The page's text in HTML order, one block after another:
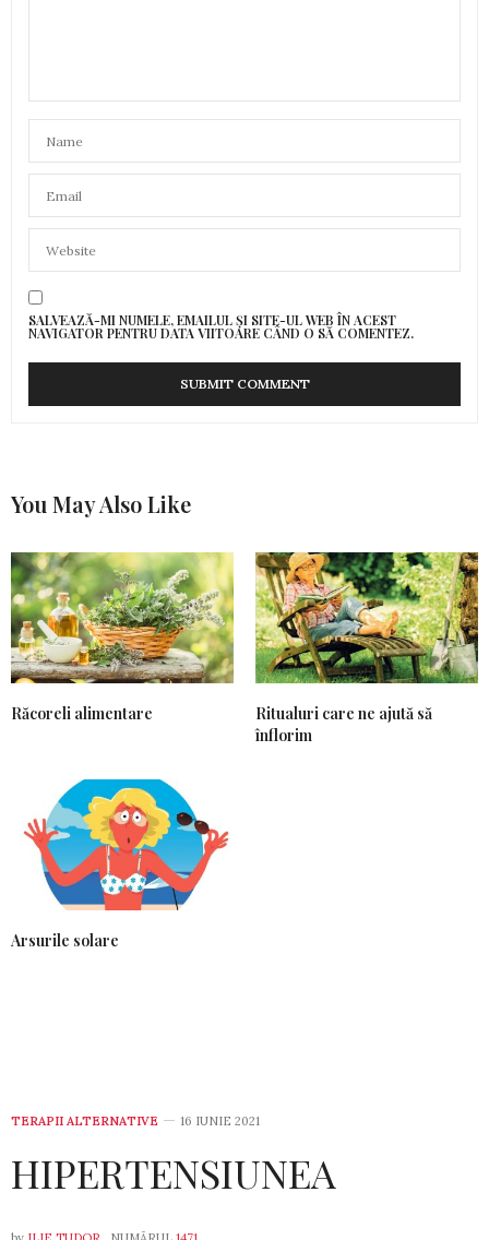
SALVEAZĂ-MI NUMELE, EMAILUL ȘI SITE-UL WEB ÎN ACEST
NAVIGATOR PENTRU DATA VIITOARE CÂND O SĂ COMENTEZ.
You May Also Like
Răcoreli alimentare
Ritualuri care ne ajută să
înflorim
Arsurile solare
TERAPII ALTERNATIVE 16 IUNIE 2021
HIPERTENSIUNEA